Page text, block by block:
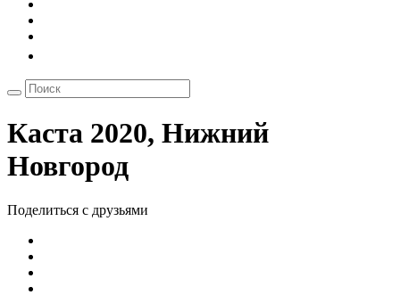
Каста 2020, Нижний
Новгород
Поделиться с друзьями